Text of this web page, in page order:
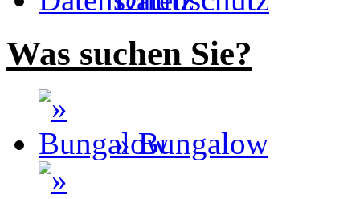
Was suchen Sie?
» Bungalow